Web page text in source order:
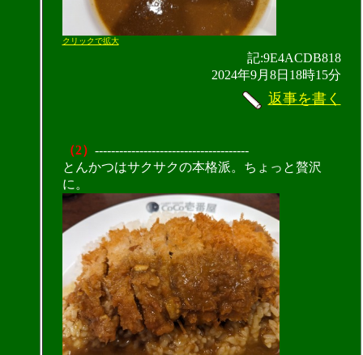
クリックで拡大
記:9E4ACDB818
2024年9月8日18時15分
返事を書く
（2） --------------------------------------
とんかつはサクサクの本格派。ちょっと贅沢
に。